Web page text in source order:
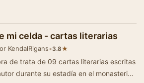
mi celda - cartas literarias
KendalRigans•3.8★
de trata de 09 cartas literarias escritas
durante su estadía en el monasterio